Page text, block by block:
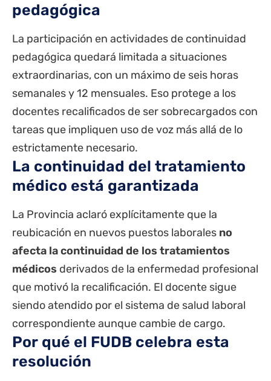
pedagógica
La participación en actividades de continuidad
pedagógica quedará limitada a situaciones
extraordinarias, con un máximo de seis horas
semanales y 12 mensuales. Eso protege a los
docentes recalificados de ser sobrecargados con
tareas que impliquen uso de voz más allá de lo
estrictamente necesario.
La continuidad del tratamiento
médico está garantizada
La Provincia aclaró explícitamente que la
reubicación en nuevos puestos laborales no
afecta la continuidad de los tratamientos
médicos derivados de la enfermedad profesional
que motivó la recalificación. El docente sigue
siendo atendido por el sistema de salud laboral
correspondiente aunque cambie de cargo.
Por qué el FUDB celebra esta
resolución